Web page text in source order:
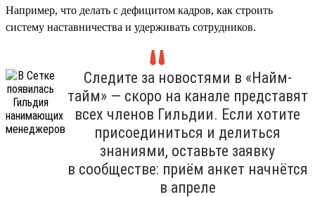
Например, что делать с дефицитом кадров, как строить
систему наставничества и удерживать сотрудников.
Следите за новостями в «Найм-
тайм» — скоро на канале представят
всех членов Гильдии. Если хотите
присоединиться и делиться
знаниями, оставьте заявку
в сообществе: приём анкет начнётся
в апреле